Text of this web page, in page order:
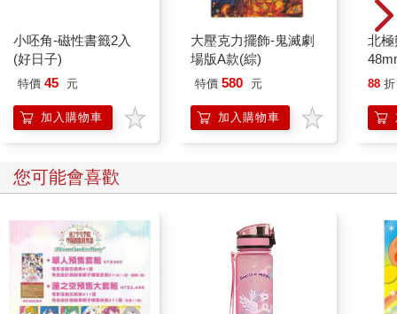
小呸角-磁性書籤2入
(好日子)
特價 45 元
加入購物車
大壓克力擺飾-鬼滅劇
場版A款(綜)
特價 580 元
加入購物車
北
88 折
您可能會喜歡